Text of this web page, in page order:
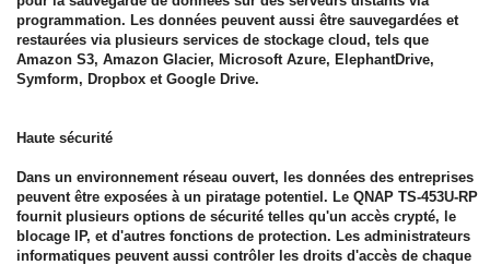
programmation. Les données peuvent aussi être sauvegardées et
restaurées via plusieurs services de stockage cloud, tels que
Amazon S3, Amazon Glacier, Microsoft Azure, ElephantDrive,
Symform, Dropbox et Google Drive.
Haute sécurité
Dans un environnement réseau ouvert, les données des entreprises
peuvent être exposées à un piratage potentiel. Le QNAP TS-453U-RP
fournit plusieurs options de sécurité telles qu'un accès crypté, le
blocage IP, et d'autres fonctions de protection. Les administrateurs
informatiques peuvent aussi contrôler les droits d'accès de chaque